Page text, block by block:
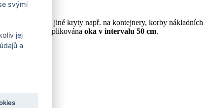
dekly a jiné kryty např. na kontejnery, korby nákladních
plachty jsou aplikována oka v intervalu 50 cm.
svými
jej
a